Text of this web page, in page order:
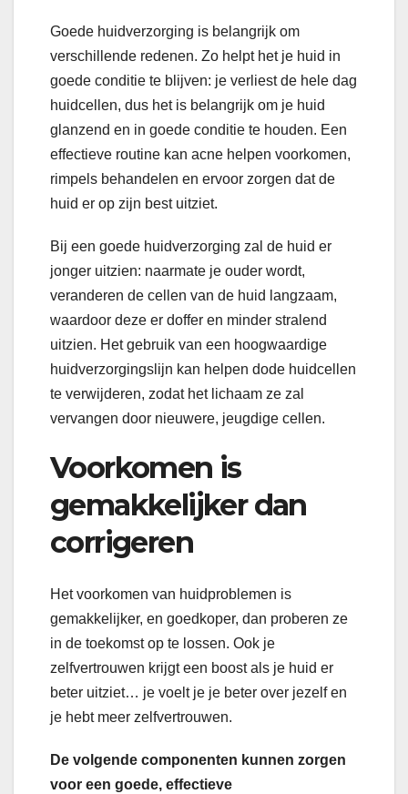
Goede huidverzorging is belangrijk om
verschillende redenen. Zo helpt het je huid in
goede conditie te blijven: je verliest de hele dag
huidcellen, dus het is belangrijk om je huid
glanzend en in goede conditie te houden. Een
effectieve routine kan acne helpen voorkomen,
rimpels behandelen en ervoor zorgen dat de
huid er op zijn best uitziet.
Bij een goede huidverzorging zal de huid er
jonger uitzien: naarmate je ouder wordt,
veranderen de cellen van de huid langzaam,
waardoor deze er doffer en minder stralend
uitzien. Het gebruik van een hoogwaardige
huidverzorgingslijn kan helpen dode huidcellen
te verwijderen, zodat het lichaam ze zal
vervangen door nieuwere, jeugdige cellen.
Voorkomen is
gemakkelijker dan
corrigeren
Het voorkomen van huidproblemen is
gemakkelijker, en goedkoper, dan proberen ze
in de toekomst op te lossen. Ook je
zelfvertrouwen krijgt een boost als je huid er
beter uitziet… je voelt je je beter over jezelf en
je hebt meer zelfvertrouwen.
De volgende componenten kunnen zorgen
voor een goede, effectieve